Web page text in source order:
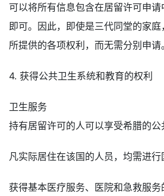
可以将所有信息包含在居留许可申
即可。因此，即使是三代同堂的家
所提供的各项权利，而无需分别申请。
4. 获得公共卫生系统和教育的权利
卫生服务
持有居留许可的人可以享受希腊的公
凡实际居住在该国的人员，均需进行
获得基本医疗服务、医院和急救服务